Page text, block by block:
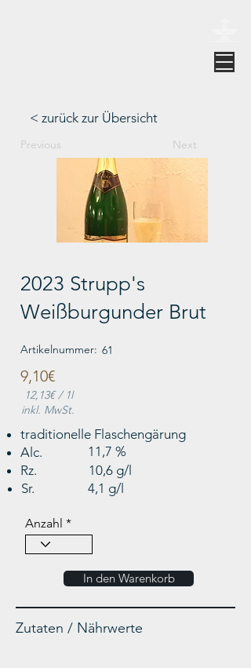
< zurück zur Übersicht
Previous Next
2023 Strupp's
Weißburgunder Brut
Artikelnummer: 61
9,10€
12,13€/ 1l
inkl. MwSt.
traditionelle Flaschengärung
Alc.
11,7 %
Rz.
10,6 g/l
Sr.
4,1 g/l
Anzahl
In den Warenkorb
Zutaten / Nährwerte